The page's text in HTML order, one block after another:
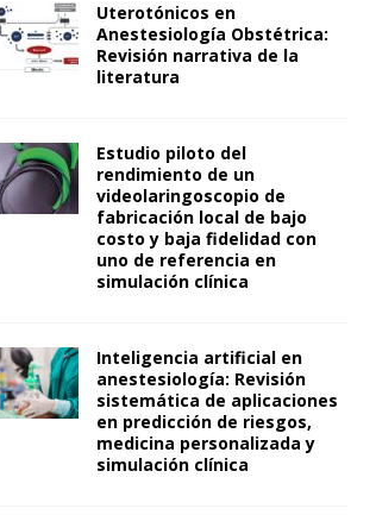
Uterotónicos en
Anestesiología Obstétrica:
Revisión narrativa de la
literatura
Estudio piloto del
rendimiento de un
videolaringoscopio de
fabricación local de bajo
costo y baja fidelidad con
uno de referencia en
simulación clínica
Inteligencia artificial en
anestesiología: Revisión
sistemática de aplicaciones
en predicción de riesgos,
medicina personalizada y
simulación clínica